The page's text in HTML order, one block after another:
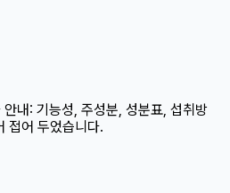
안내: 기능성, 주성분, 성분표, 섭취방
접어 두었습니다.